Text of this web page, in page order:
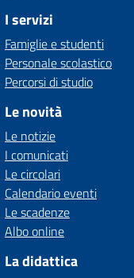
I servizi
Famiglie e studenti
Personale scolastico
Percorsi di studio
Le novità
Le notizie
I comunicati
Le circolari
Calendario eventi
Le scadenze
Albo online
La didattica